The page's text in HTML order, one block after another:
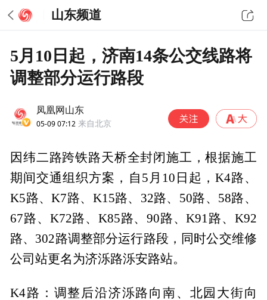
山东频道
5月10日起，济南14条公交线路将
调整部分运行路段
凤凰网山东
05-09 07:12 来自北京
因纬二路跨铁路天桥全封闭施工，根据施工
期间交通组织方案，自5月10日起，K4路、
K5路、K7路、K15路、32路、50路、58路、
67路、K72路、K85路、90路、K91路、K92
路、302路调整部分运行路段，同时公交维修
公司站更名为济泺路泺安路站。
K4路：调整后沿济泺路向南、北园大街向